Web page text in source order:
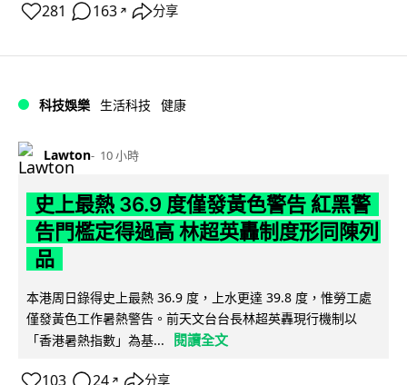
281 163 ↗ 分享
科技娛樂 生活科技 健康
Lawton 10 小時
史上最熱 36.9 度僅發黃色警告 紅黑警
告門檻定得過高 林超英轟制度形同陳列
品
本港周日錄得史上最熱 36.9 度，上水更達 39.8 度，惟勞工處
僅發黃色工作暑熱警告。前天文台台長林超英轟現行機制以
「香港暑熱指數」為基...
閱讀全文
↗ 分享